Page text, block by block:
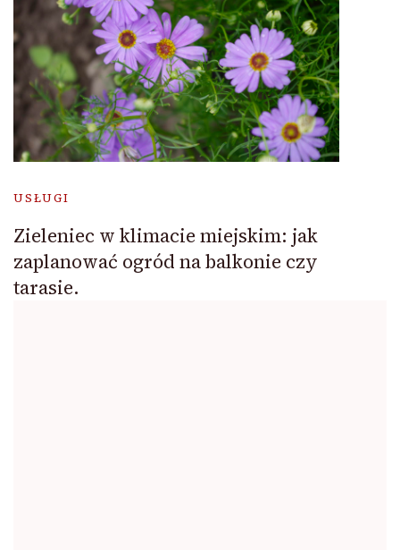
USŁUGI
Zieleniec w klimacie miejskim: jak
zaplanować ogród na balkonie czy
tarasie.